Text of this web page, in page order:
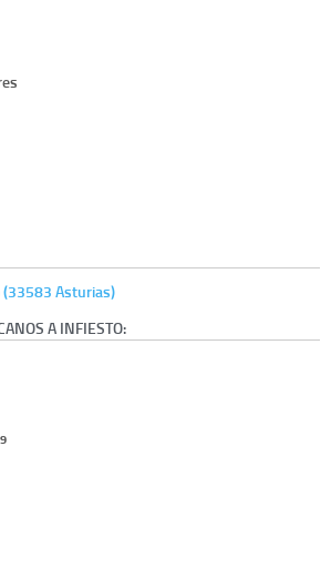
(33583 Asturias)
A INFIESTO: